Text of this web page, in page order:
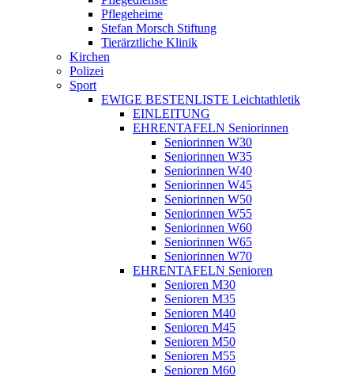
Pflegeheime
Stefan Morsch Stiftung
Tierärztliche Klinik
Kirchen
Polizei
Sport
EWIGE BESTENLISTE Leichtathletik
EINLEITUNG
EHRENTAFELN Seniorinnen
Seniorinnen W30
Seniorinnen W35
Seniorinnen W40
Seniorinnen W45
Seniorinnen W50
Seniorinnen W55
Seniorinnen W60
Seniorinnen W65
Seniorinnen W70
EHRENTAFELN Senioren
Senioren M30
Senioren M35
Senioren M40
Senioren M45
Senioren M50
Senioren M55
Senioren M60